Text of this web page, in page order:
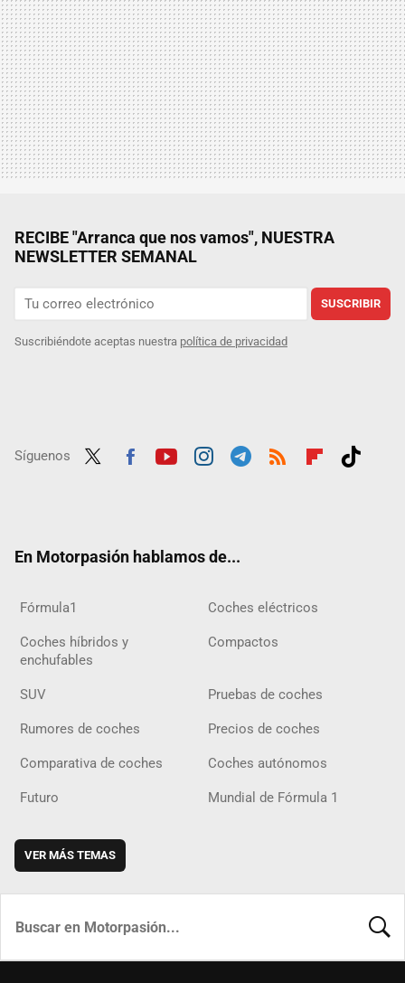
RECIBE "Arranca que nos vamos", NUESTRA
NEWSLETTER SEMANAL
SUSCRIBIR
Suscribiéndote aceptas nuestra política de privacidad
Síguenos
En Motorpasión hablamos de...
Fórmula1 Coches eléctricos
Coches híbridos y
enchufables
Compactos
SUV Pruebas de coches
Rumores de coches Precios de coches
Comparativa de coches Coches autónomos
Futuro Mundial de Fórmula 1
VER MÁS TEMAS